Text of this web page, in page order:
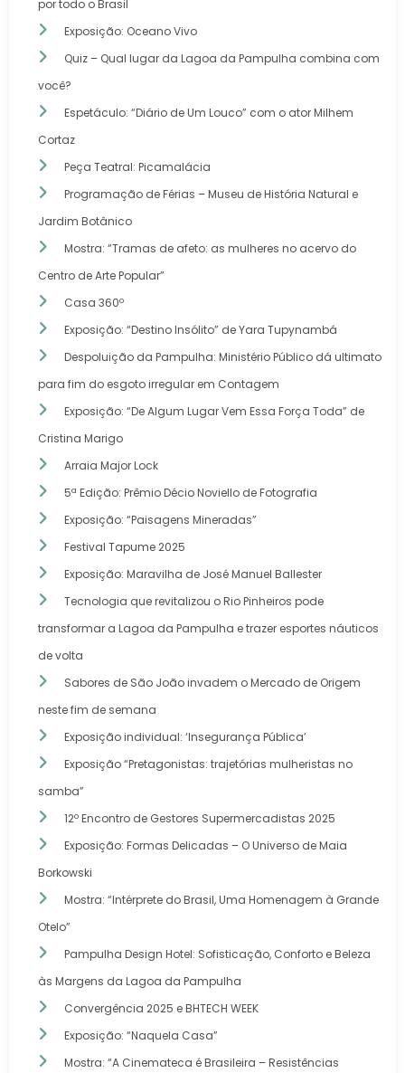
por todo o Brasil
Exposição: Oceano Vivo
Quiz – Qual lugar da Lagoa da Pampulha combina com
você?
Espetáculo: “Diário de Um Louco” com o ator Milhem
Cortaz
Peça Teatral: Picamalácia
Programação de Férias – Museu de História Natural e
Jardim Botânico
Mostra: “Tramas de afeto: as mulheres no acervo do
Centro de Arte Popular”
Casa 360º
Exposição: “Destino Insólito” de Yara Tupynambá
Despoluição da Pampulha: Ministério Público dá ultimato
para fim do esgoto irregular em Contagem
Exposição: “De Algum Lugar Vem Essa Força Toda” de
Cristina Marigo
Arraia Major Lock
5ª Edição: Prêmio Décio Noviello de Fotografia
Exposição: “Paisagens Mineradas”
Festival Tapume 2025
Exposição: Maravilha de José Manuel Ballester
Tecnologia que revitalizou o Rio Pinheiros pode
transformar a Lagoa da Pampulha e trazer esportes náuticos
de volta
Sabores de São João invadem o Mercado de Origem
neste fim de semana
Exposição individual: ‘Insegurança Pública’
Exposição “Pretagonistas: trajetórias mulheristas no
samba”
12º Encontro de Gestores Supermercadistas 2025
Exposição: Formas Delicadas – O Universo de Maia
Borkowski
Mostra: “Intérprete do Brasil, Uma Homenagem à Grande
Otelo”
Pampulha Design Hotel: Sofisticação, Conforto e Beleza
às Margens da Lagoa da Pampulha
Convergência 2025 e BHTECH WEEK
Exposição: “Naquela Casa”
Mostra: “A Cinemateca é Brasileira – Resistências